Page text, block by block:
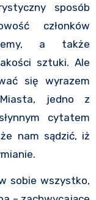
sposób
członków
a także
sztuki. Ale
się wyrazem
jedno z
cytatem
nam sądzić, iż
sobie wszystko,